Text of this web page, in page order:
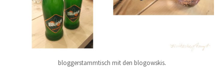
bloggerstammtisch mit den blogowskis.